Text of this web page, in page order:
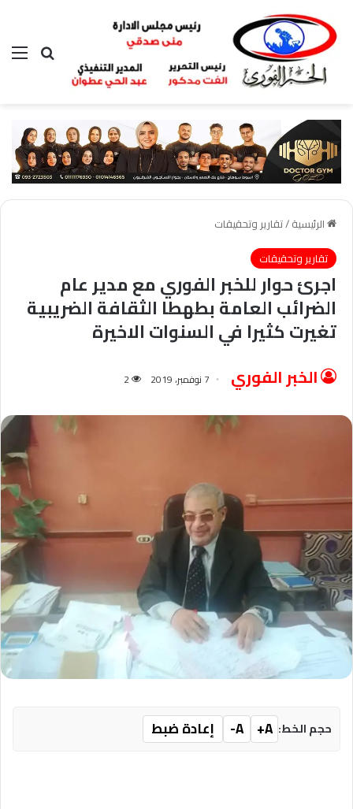
بحث عن
الرئيسية/تقارير وتحقيقات
تقارير وتحقيقات
اجرئ حوار للخبر الفوري مع مدير عام
الضرائب العامة بطهطا الثقافة الضريبية
تغيرت كثيرا في السنوات الاخيرة
الخبر الفوري 7 نوفمبر، 2019 2
حجم الخط: A+
A- إعادة ضبط